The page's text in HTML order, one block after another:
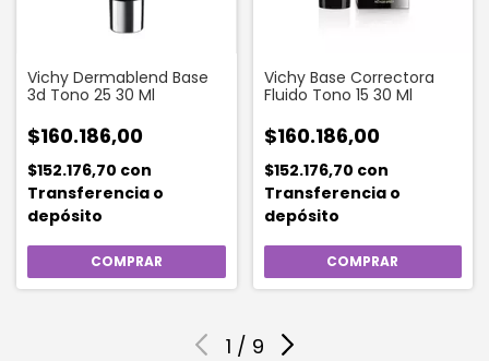
Vichy Dermablend Base
3d Tono 25 30 Ml
$160.186,00
$152.176,70 con
Transferencia o
depósito
Vichy Base Correctora
Fluido Tono 15 30 Ml
$160.186,00
$152.176,70 con
Transferencia o
depósito
1 / 9